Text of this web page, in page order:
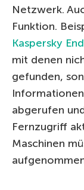
Netzwerk.
Funktion.
Kaspersky
mit denen
gefunden,
abgerufen
Fernzugriff
Maschinen